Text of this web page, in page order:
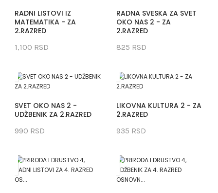
RADNI LISTOVI IZ
MATEMATIKA - ZA
2.RAZRED
1,100 RSD
RADNA SVESKA ZA SVET
OKO NAS 2 - ZA
2.RAZRED
825 RSD
SVET OKO NAS 2 -
UDŽBENIK ZA 2.RAZRED
990 RSD
LIKOVNA KULTURA 2 - ZA
2.RAZRED
935 RSD